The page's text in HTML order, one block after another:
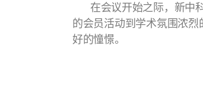
在会议开始之际，新中科
的会员活动到学术氛围浓
好的憧憬。